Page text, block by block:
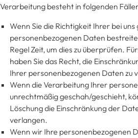
Verarbeitung besteht in folgenden
Wenn Sie die Richtigkeit Ihrer bei
personenbezogenen Daten
Regel Zeit, um dies zu überprüfen.
haben Sie das Recht, die
Ihrer personenbezogenen Daten zu
Wenn die Verarbeitung Ihrer
unrechtmäßig geschah/geschieht,
Löschung die Einschränkung der
verlangen.
Wenn wir Ihre personenbezogenen